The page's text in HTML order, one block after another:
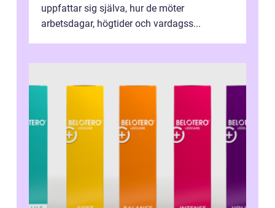
uppfattar sig själva, hur de möter
arbetsdagar, högtider och vardagss...